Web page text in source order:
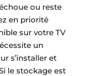
ou reste
en priorité
sur votre TV
un
s’installer et
le stockage est